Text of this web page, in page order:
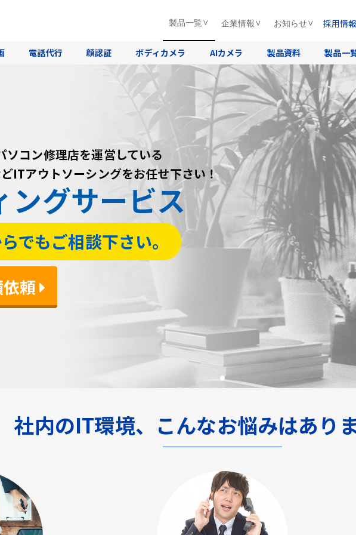
製品一覧
電話代行 顔認証 ボディカメラ AIカメラ 製品資料 製品一
企業情報 お知らせ 採用情
ソコン修理店を運営している
ITアウトソーシングをお任せ下さい！
ングサービス
でもご相談下さい。
依頼
ソコン修理店を運営している
ITアウトソーシングをお任せ下さい！
ングサービス
でもご相談下さい。
依頼
ソコン修理店を運営している
ITアウトソーシングをお任せ下さい！
ングサービス
でもご相談下さい。
依頼
社内のIT環境、こんなお悩みはあり